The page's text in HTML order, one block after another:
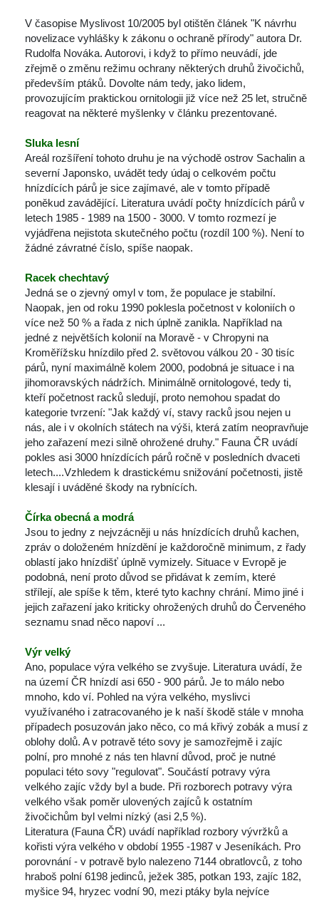
V časopise Myslivost 10/2005 byl otištěn článek "K návrhu
novelizace vyhlášky k zákonu o ochraně přírody" autora Dr.
Rudolfa Nováka. Autorovi, i když to přímo neuvádí, jde
zřejmě o změnu režimu ochrany některých druhů živočichů,
především ptáků. Dovolte nám tedy, jako lidem,
provozujícím praktickou ornitologii již více než 25 let, stručně
reagovat na některé myšlenky v článku prezentované.
Sluka lesní
Areál rozšíření tohoto druhu je na východě ostrov Sachalin a
everní Japonsko, uvádět tedy údaj o celkovém počtu
hnízdících párů je sice zajímavé, ale v tomto případě
poněkud zavádějící. Literatura uvádí počty hnízdících párů v
letech 1985 - 1989 na 1500 - 3000. V tomto rozmezí je
vyjádřena nejistota skutečného počtu (rozdíl 100 %). Není to
žádné závratné číslo, spíše naopak.
Racek chechtavý
Jedná se o zjevný omyl v tom, že populace je stabilní.
Naopak, jen od roku 1990 poklesla početnost v koloniích o
více než 50 % a řada z nich úplně zanikla. Například na
jedné z největších kolonií na Moravě - v Chropyni na
Kroměřížsku hnízdilo před 2. světovou válkou 20 - 30 tisíc
párů, nyní maximálně kolem 2000, podobná je situace i na
jihomoravských nádržích. Minimálně ornitologové, tedy ti,
kteří početnost racků sledují, proto nemohou spadat do
kategorie tvrzení: "Jak každý ví, stavy racků jsou nejen u
nás, ale i v okolních státech na výši, která zatím neopravňuje
jeho zařazení mezi silně ohrožené druhy." Fauna ČR uvádí
pokles asi 3000 hnízdících párů ročně v posledních dvaceti
letech....Vzhledem k drastickému snižování početnosti, jistě
klesají i uváděné škody na rybnících.
Čírka obecná a modrá
Jsou to jedny z nejvzácněji u nás hnízdících druhů kachen,
zpráv o doloženém hnízdění je každoročně minimum, z řady
oblastí jako hnízdišť úplně vymizely. Situace v Evropě je
podobná, není proto důvod se přidávat k zemím, které
třílejí, ale spíše k těm, které tyto kachny chrání. Mimo jiné i
jejich zařazení jako kriticky ohrožených druhů do Červeného
eznamu snad něco napoví ...
Výr velký
Ano, populace výra velkého se zvyšuje. Literatura uvádí, že
na území ČR hnízdí asi 650 - 900 párů. Je to málo nebo
mnoho, kdo ví. Pohled na výra velkého, myslivci
využívaného i zatracovaného je k naší škodě stále v mnoha
případech posuzován jako něco, co má křivý zobák a musí z
oblohy dolů. A v potravě této sovy je samozřejmě i zajíc
polní, pro mnohé z nás ten hlavní důvod, proč je nutné
populaci této sovy "regulovat". Součástí potravy výra
velkého zajíc vždy byl a bude. Při rozborech potravy výra
velkého však poměr ulovených zajíců k ostatním
živočichům byl velmi nízký (asi 2,5 %).
Literatura (Fauna ČR) uvádí například rozbory vývržků a
kořisti výra velkého v období 1955 -1987 v Jeseníkách. Pro
porovnání - v potravě bylo nalezeno 7144 obratlovců, z toho
hraboš polní 6198 jedinců, ježek 385, potkan 193, zajíc 182,
myšice 94, hryzec vodní 90, mezi ptáky byla nejvíce